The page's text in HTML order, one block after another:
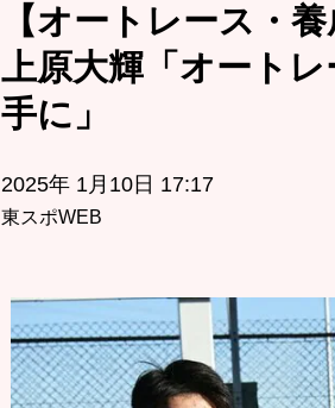
【オートレース・
上原大輝「オート
手に」
2025年 1月10日 17:17
東スポWEB